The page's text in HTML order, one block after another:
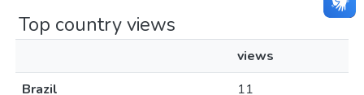
Top country views
views
Brazil
11